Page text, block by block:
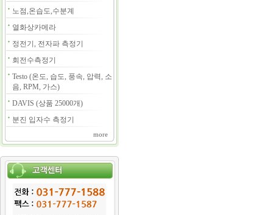
노점,온습도,수분계
열화상카메라
정전기, 전자파 측정기
회전수측정기
Testo (온도, 습도, 풍속, 압력, 소
음, RPM, 가스)
DAVIS (상품 25000개)
분진 입자수 측정기
more